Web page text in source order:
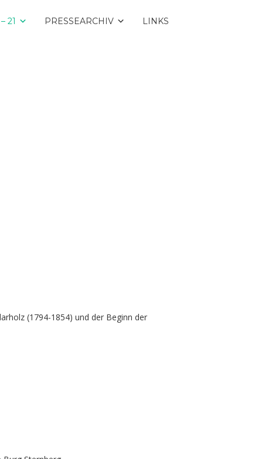
21 PRESSEARCHIV LINKS
(1794-1854) und der Beginn der